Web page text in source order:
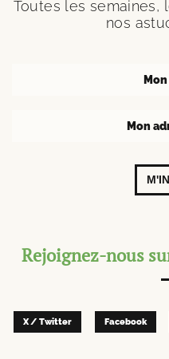
Toutes les
nos
Rejoignez-nous
X / Twitter Facebook